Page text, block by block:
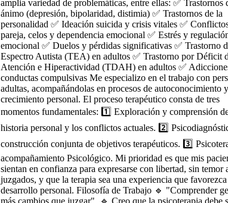
amplia variedad de problemáticas, entre ellas: ✅ Trastornos
ánimo (depresión, bipolaridad, distimia) ✅ Trastornos de la
personalidad ✅ Ideación suicida y crisis vitales ✅
pareja, celos y dependencia emocional ✅ Estrés y
emocional ✅ Duelos y pérdidas significativas ✅ Trastorno
Espectro Autista (TEA) en adultos ✅ Trastorno por Déficit
Atención e Hiperactividad (TDAH) en adultos ✅
conductas compulsivas Me especializo en el trabajo con
adultas, acompañándolas en procesos de autoconocimiento y
crecimiento personal. El proceso terapéutico consta de tres
momentos fundamentales: 1️⃣ Exploración y comprensión
historia personal y los conflictos actuales. 2️⃣
construcción conjunta de objetivos terapéuticos. 3️⃣
acompañamiento Psicológico. Mi prioridad es que mis
sientan en confianza para expresarse con libertad, sin temor
juzgados, y que la terapia sea una experiencia que
desarrollo personal. Filosofía de Trabajo 🔹 "Comprender
más cambios que juzgar". 🔹 Creo que la psicoterapia debe